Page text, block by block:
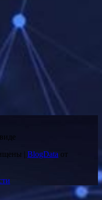
| BlogData от